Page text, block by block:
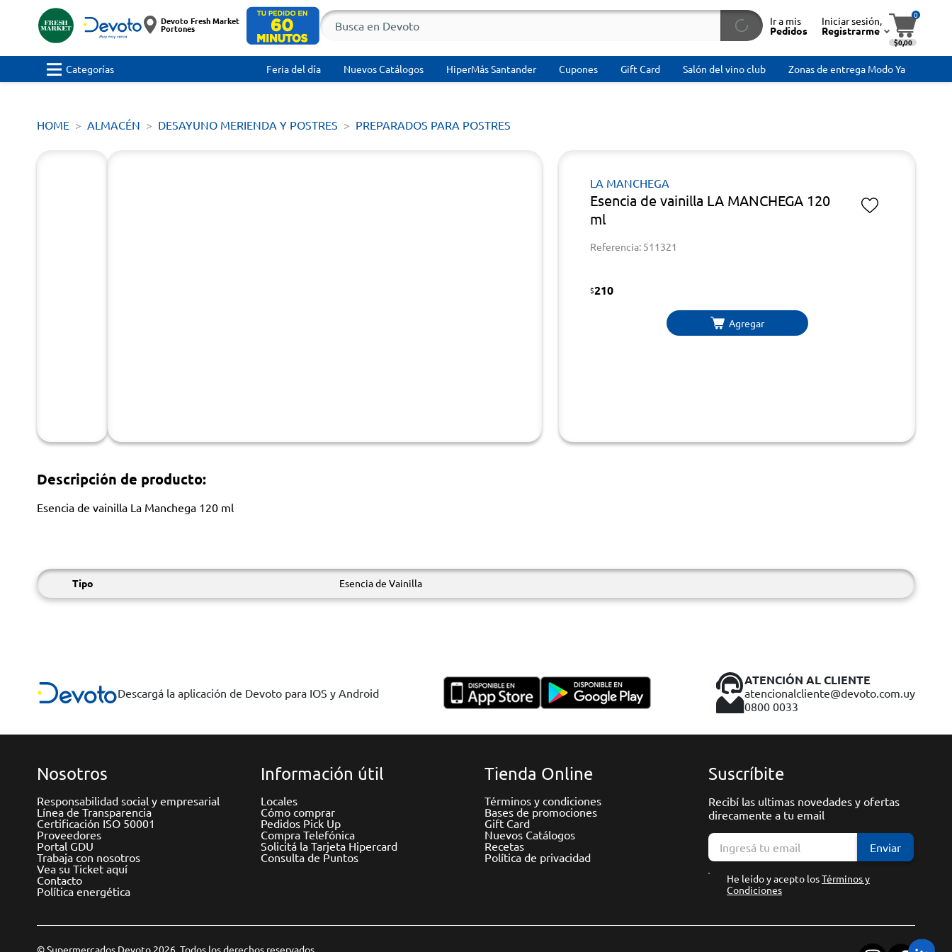
Devoto Fresh Market
Portones
Ir a mis
Pedidos
Iniciar sesión,
Registrarme
0
$0,00
Categorías Feria del día Nuevos Catálogos HiperMás Santander Cupones Gift Card Salón del vino club Zonas de entrega Modo Ya
HOME ALMACÉN DESAYUNO MERIENDA Y POSTRES PREPARADOS PARA POSTRES
LA MANCHEGA
Esencia de vainilla LA MANCHEGA 120
ml
Referencia: 511321
$210
Agregar
Descripción de producto:
Esencia de vainilla La Manchega 120 ml
Tipo Esencia de Vainilla
Descargá la aplicación de Devoto para IOS y Android
ATENCIÓN AL CLIENTE
atencionalcliente@devoto.com.uy
0800 0033
Nosotros
Responsabilidad social y empresarial
Línea de Transparencia
Certificación ISO 50001
Proveedores
Portal GDU
Trabaja con nosotros
Vea su Ticket aquí
Contacto
Política energética
Información útil
Locales
Cómo comprar
Pedidos Pick Up
Compra Telefónica
Solicitá la Tarjeta Hipercard
Consulta de Puntos
Tienda Online
Términos y condiciones
Bases de promociones
Gift Card
Nuevos Catálogos
Recetas
Política de privacidad
Suscríbite
Recibí las ultimas novedades y ofertas
direcamente a tu email
Enviar
He leído y acepto losTérminos y
Condiciones
© Supermercados Devoto 2026. Todos los derechos reservados